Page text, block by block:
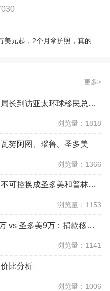
更多
圣多美和普林西比移民局局长到访亚太环球移民总部，开启2026年护照入籍项目的深度交流
浏览量：1818
努阿图、瑙鲁、圣多美
浏览量：1366
香港投资移民关停，周期不可控换成圣多美和普林西比合适吗？
浏览量：1153
圣基茨25万 vs 安提瓜40万 vs 圣多美9万：捐款移民门槛+周期全览
浏览量：1141
比分析
浏览量：1006